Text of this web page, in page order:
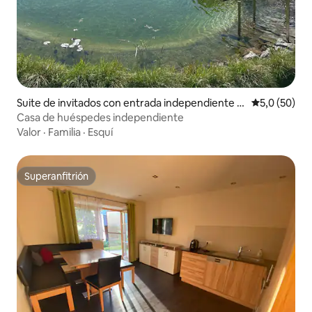
Suite de invitados con entrada independiente e
n Buch
Calificación
5,0 (50)
Casa de huéspedes independiente
Valor · Familia · Esquí
Superanfitrión
Superanfitrión